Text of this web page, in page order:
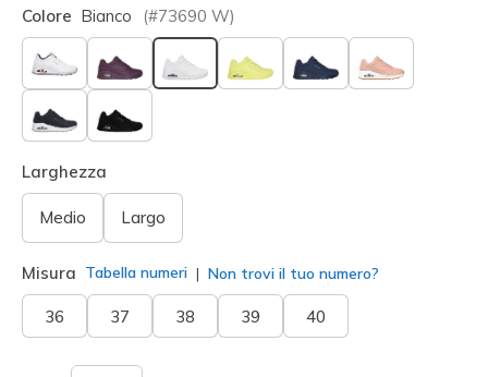
Colore Bianco (#73690 W)
selezionato
Larghezza
Medio Largo
Misura Tabella numeri Non trovi il tuo numero?
36 37 38 39 40